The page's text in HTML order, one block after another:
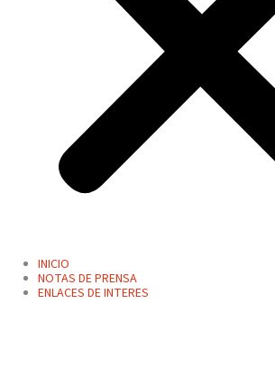
INICIO
NOTAS DE PRENSA
ENLACES DE INTERES